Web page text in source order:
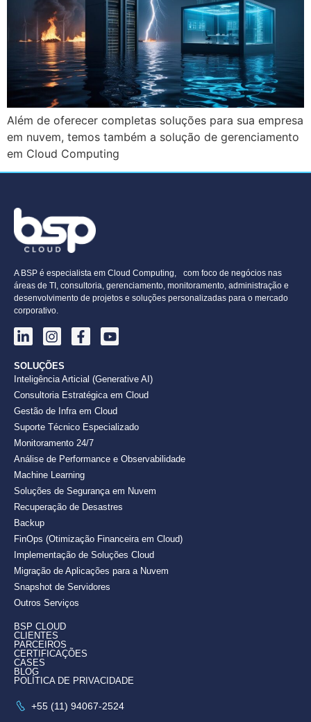
Além de oferecer completas soluções para sua empresa
em nuvem, temos também a solução de gerenciamento
em Cloud Computing
A BSP é especialista em Cloud Computing, com foco de negócios nas
áreas de TI, consultoria, gerenciamento, monitoramento, administração e
desenvolvimento de projetos e soluções personalizadas para o mercado
corporativo.
SOLUÇÕES
Inteligência Articial (Generative AI)
Consultoria Estratégica em Cloud
Gestão de Infra em Cloud
Suporte Técnico Especializado
Monitoramento 24/7
Análise de Performance e Observabilidade
Machine Learning
Soluções de Segurança em Nuvem
Recuperação de Desastres
Backup
FinOps (Otimização Financeira em Cloud)
Implementação de Soluções Cloud
Migração de Aplicações para a Nuvem
Snapshot de Servidores
Outros Serviços
BSP CLOUD
CLIENTES
PARCEIROS
CERTIFICAÇÕES
CASES
BLOG
POLÍTICA DE PRIVACIDADE
+55 (11) 94067-2524